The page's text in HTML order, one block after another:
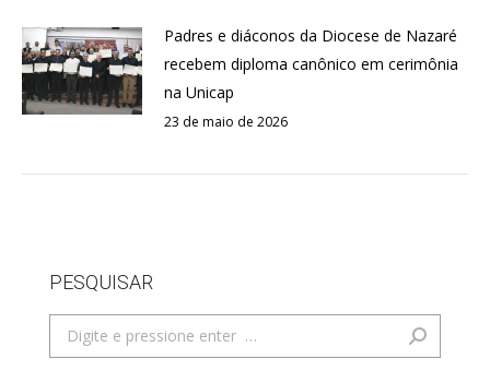
Padres e diáconos da Diocese de Nazaré
recebem diploma canônico em cerimônia
na Unicap
23 de maio de 2026
PESQUISAR
Search: